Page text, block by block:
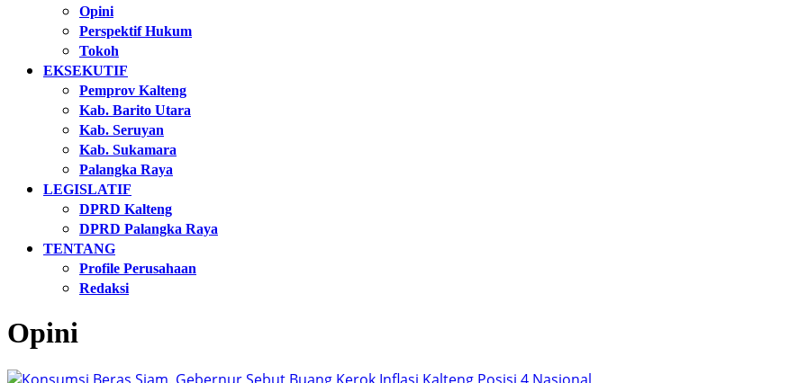
Opini
Perspektif Hukum
Tokoh
EKSEKUTIF
Pemprov Kalteng
Kab. Barito Utara
Kab. Seruyan
Kab. Sukamara
Palangka Raya
LEGISLATIF
DPRD Kalteng
DPRD Palangka Raya
TENTANG
Profile Perusahaan
Redaksi
Opini